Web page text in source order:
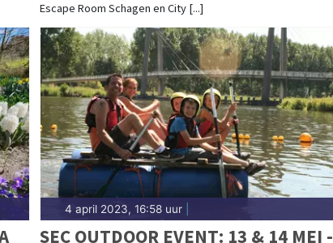
Escape Room Schagen en City [...]
4 april 2023, 16:58 uur|
SEC OUTDOOR EVENT: 13 & 14 MEI -